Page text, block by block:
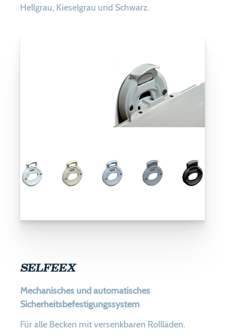
Hellgrau, Kieselgrau und Schwarz.
SELFEEX
Mechanisches und automatisches
Sicherheitsbefestigungssystem
Für alle Becken mit versenkbaren Rollläden.